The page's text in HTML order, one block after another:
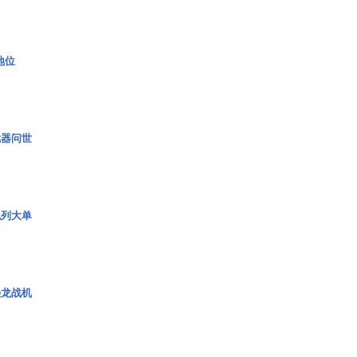
位
问世
大单
战机